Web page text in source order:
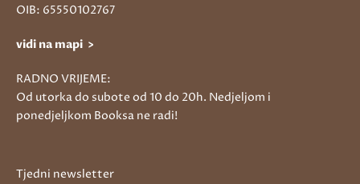
OIB: 65550102767
vidi na mapi >
RADNO VRIJEME:
Od utorka do subote od 10 do 20h. Nedjeljom i
ponedjeljkom Booksa ne radi!
Tjedni newsletter